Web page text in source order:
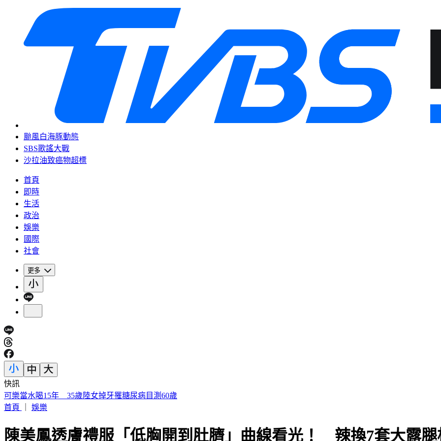
颱風白海豚動態
SBS歌謠大戰
沙拉油致癌物超標
首頁
即時
生活
政治
娛樂
國際
社會
更多
快訊
被選上國民法官該怎麼辦? 司法院廣告
首頁
娛樂
陳美鳳透膚禮服「低胸開到肚臍」曲線看光！ 辣換7套大露腿